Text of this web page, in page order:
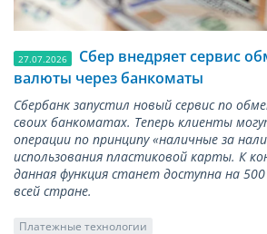
27.07.2026
Сбер внедряет сервис
валюты через банкоматы
Сбербанк запустил новый сервис по
своих банкоматах. Теперь клиенты
операции по принципу «наличные за
использования пластиковой карты. К
данная функция станет доступна на
всей стране.
Платежные технологии